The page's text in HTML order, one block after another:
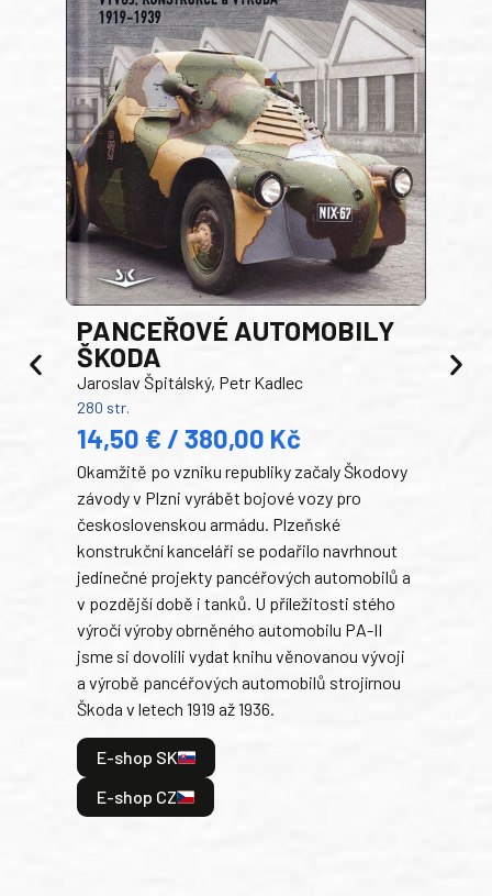
PANCEŘOVÉ AUTOMOBILY
ŠKODA
Jaroslav Špitálský, Petr Kadlec
280 str.
14,50 € / 380,00 Kč
Okamžitě po vzniku republiky začaly Škodovy
závody v Plzni vyrábět bojové vozy pro
československou armádu. Plzeňské
konstrukční kanceláři se podařilo navrhnout
jedinečné projekty pancéřových automobilů a
v pozdější době i tanků. U příležitosti stého
výročí výroby obrněného automobilu PA-II
jsme si dovolili vydat knihu věnovanou vývoji
a výrobě pancéřových automobilů strojírnou
Škoda v letech 1919 až 1936.
E-shop SK
E-shop CZ